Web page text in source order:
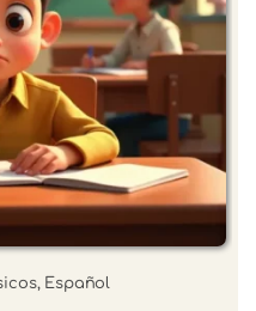
, Español